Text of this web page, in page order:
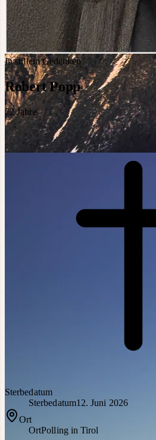
In stillem Gedenken
Robert Popp
72Jahre
Sterbedatum
Sterbedatum12. Juni 2026
Ort
OrtPolling in Tirol